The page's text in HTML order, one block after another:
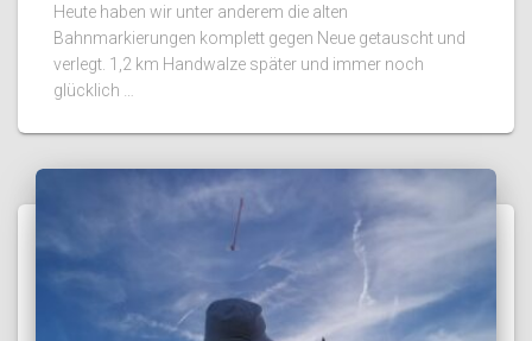
Heute haben wir unter anderem die alten
Bahnmarkierungen komplett gegen Neue getauscht und
verlegt. 1,2 km Handwalze später und immer noch
glücklich …